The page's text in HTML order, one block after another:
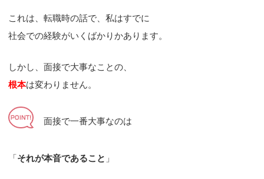
これは、転職時の話で、私はすでに
社会での経験がいくばかりかあります。
しかし、面接で大事なことの、
根本は変わりません。
面接で一番大事なのは
「それが本音であること 」